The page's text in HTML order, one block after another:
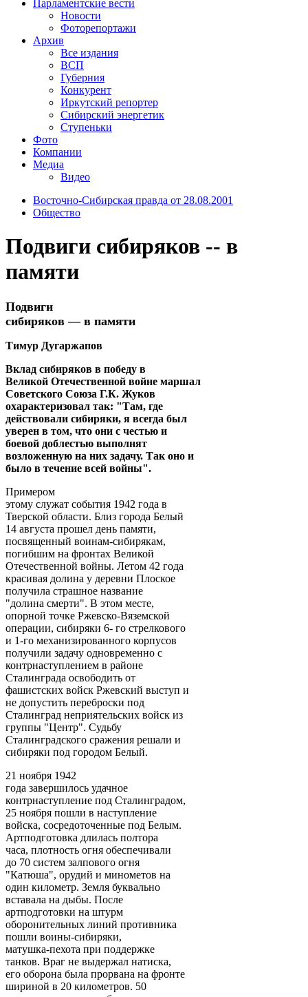
Парламентские вести
Новости
Фоторепортажи
Архив
Все издания
ВСП
Губерния
Конкурент
Иркутский репортер
Сибирский энергетик
Ступеньки
Фото
Компании
Медиа
Видео
Восточно-Сибирская правда от 28.08.2001
Общество
Подвиги сибиряков -- в
памяти
Подвиги
сибиряков — в памяти
Тимур Дугаржапов
Вклад сибиряков в победу в
Великой Отечественной войне маршал
Советского Союза Г.К. Жуков
охарактеризовал так: "Там, где
действовали сибиряки, я всегда был
уверен в том, что они с честью и
боевой доблестью выполнят
возложенную на них задачу. Так оно и
было в течение всей войны".
Примером
этому служат события 1942 года в
Тверской области. Близ города Белый
14 августа прошел день памяти,
посвященный воинам-сибирякам,
погибшим на фронтах Великой
Отечественной войны. Летом 42 года
красивая долина у деревни Плоское
получила страшное название
"долина смерти". В этом месте,
опорной точке Ржевско-Вяземской
операции, сибиряки 6- го стрелкового
и 1-го механизированного корпусов
получили задачу одновременно с
контрнаступлением в районе
Сталинграда освободить от
фашистских войск Ржевский выступ и
не допустить переброски под
Сталинград неприятельских войск из
группы "Центр". Судьбу
Сталинградского сражения решали и
сибиряки под городом Белый.
21 ноября 1942
года завершилось удачное
контрнаступление под Сталинградом,
25 ноября пошли в наступление
войска, сосредоточенные под Белым.
Артподготовка длилась полтора
часа, плотность огня обеспечивали
до 70 систем залпового огня
"Катюша", орудий и минометов на
один километр. Земля буквально
вставала на дыбы. После
артподготовки на штурм
оборонительных линий противника
пошли воины-сибиряки,
матушка-пехота при поддержке
танков. Враг не выдержал натиска,
его оборона была прорвана на фронте
шириной в 20 километров. 50